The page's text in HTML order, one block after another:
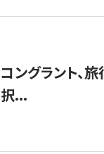
コングラント、
択...